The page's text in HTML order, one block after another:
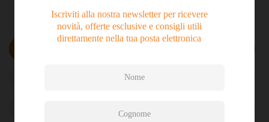
Dettagli del prodotto
Commenti
Iscriviti alla nostra newsletter per ricevere
novità, offerte esclusive e consigli utili
direttamente nella tua posta elettronica